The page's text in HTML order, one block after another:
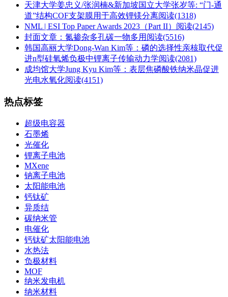
天津大学姜忠义/张润楠&新加坡国立大学张岁等: “门-通
道”结构COF支架膜用于高效锂镁分离阅读(1318)
NML | ESI Top Paper Awards 2023（Part II） 阅读(2145)
封面文章：氮掺杂多孔碳一物多用 阅读(5516)
韩国高丽大学Dong-Wan Kim等：磷的选择性亲核取代促
进n型硅氧烯负极中锂离子传输动力学阅读(2081)
成均馆大学Jung Kyu Kim等：表层焦磷酸铁纳米晶促进
光电水氧化阅读(4151)
热点标签
超级电容器
石墨烯
光催化
锂离子电池
MXene
钠离子电池
太阳能电池
钙钛矿
异质结
碳纳米管
电催化
钙钛矿太阳能电池
水热法
负极材料
MOF
纳米发电机
纳米材料